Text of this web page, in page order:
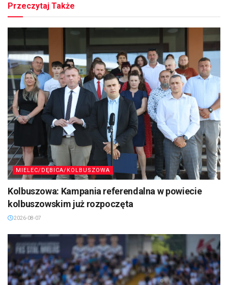
Przeczytaj Także
MIELEC/DĘBICA/KOLBUSZOWA
Kolbuszowa: Kampania referendalna w powiecie
kolbuszowskim już rozpoczęta
2026-08-07